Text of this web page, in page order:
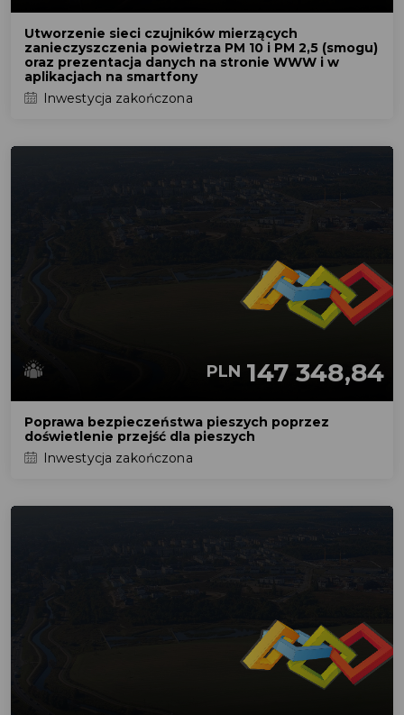
Utworzenie sieci czujników mierzących
zanieczyszczenia powietrza PM 10 i PM 2,5 (smogu)
oraz prezentacja danych na stronie WWW i w
aplikacjach na smartfony
Inwestycja zakończona
PLN 147 348,84
Poprawa bezpieczeństwa pieszych poprzez
doświetlenie przejść dla pieszych
Inwestycja zakończona